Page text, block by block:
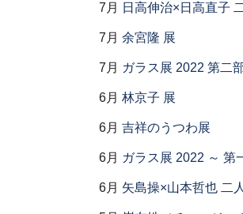
7月 日高伸治×日高直子
7月 余宮隆 展
7月 ガラス展 2022 第二
6月 林京子 展
6月 吉祥のうつわ展
6月 ガラス展 2022 ～ 第
6月 矢島操×山本哲也 二